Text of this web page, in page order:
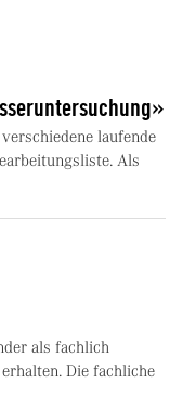
laufende
Als
als fachlich
Die fachliche